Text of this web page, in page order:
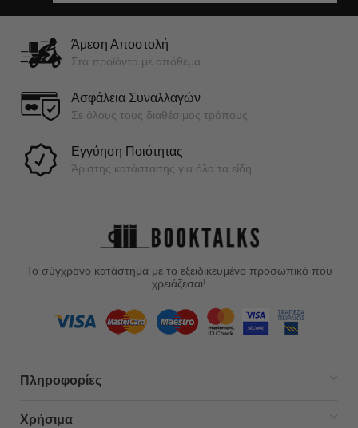
Άμεση Αποστολή
Στα προϊόντα με απόθεμα
Ασφάλεια Συναλλαγών
Σε όλους τους διαθέσιμος τρόπους
Εγγύηση Ποιότητας
Άριστης κατάστασης για όλα τα είδη
Το σύγχρονο κατάστημα με το εξειδικευμένο προσωπικό που
χρειάζεσαι!
Πληροφορίες
Χρήσιμα